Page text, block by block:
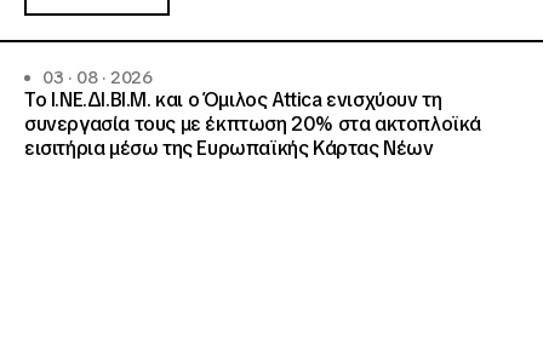
03 · 08 · 2026
Το Ι.ΝΕ.ΔΙ.ΒΙ.Μ. και o Όμιλος Attica ενισχύουν τη
συνεργασία τους με έκπτωση 20% στα ακτοπλοϊκά
εισιτήρια μέσω της Ευρωπαϊκής Κάρτας Νέων